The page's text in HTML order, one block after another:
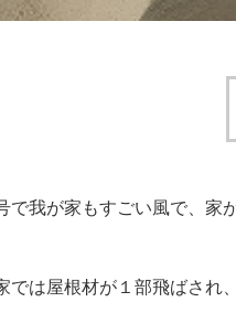
で我が家もすごい風で、家
では屋根材が１部飛ばされ